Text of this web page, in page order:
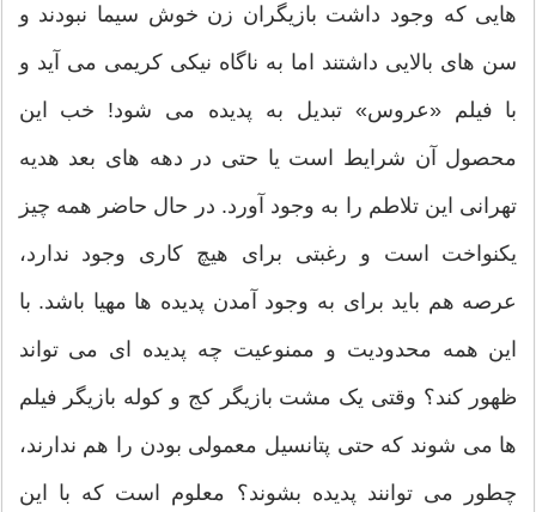
هایی که وجود داشت بازیگران زن خوش سیما نبودند و
سن های بالایی داشتند اما به ناگاه نیکی کریمی می آید و
با فیلم «عروس» تبدیل به پدیده می شود! خب این
محصول آن شرایط است یا حتی در دهه های بعد هدیه
تهرانی این تلاطم را به وجود آورد. در حال حاضر همه چیز
یکنواخت است و رغبتی برای هیچ کاری وجود ندارد،
عرصه هم باید برای به وجود آمدن پدیده ها مهیا باشد. با
این همه محدودیت و ممنوعیت چه پدیده ای می تواند
ظهور کند؟ وقتی یک مشت بازیگر کج و کوله بازیگر فیلم
ها می شوند که حتی پتانسیل معمولی بودن را هم ندارند،
چطور می توانند پدیده بشوند؟ معلوم است که با این